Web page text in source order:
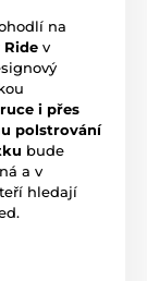
na
Ride v
i přes
polstrování
bude
a v
hledají